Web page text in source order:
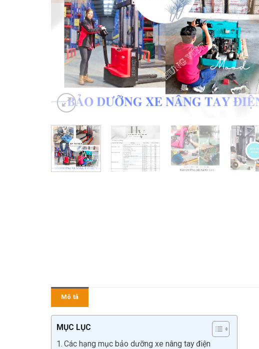
Mô tả
MỤC LỤC
Các hạng mục bảo dưỡng xe nâng tay điện